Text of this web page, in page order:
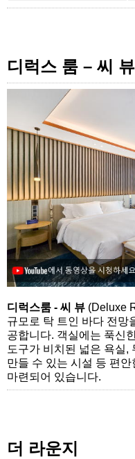
디럭스 룸 – 씨 뷰
디럭스룸 - 씨 뷰 (Deluxe
규모로 탁 트인 바다 전망
공합니다. 객실에는 푹신
도구가 비치된 넓은 욕실,
만들 수 있는 시설 등 편안
마련되어 있습니다.
더 라운지